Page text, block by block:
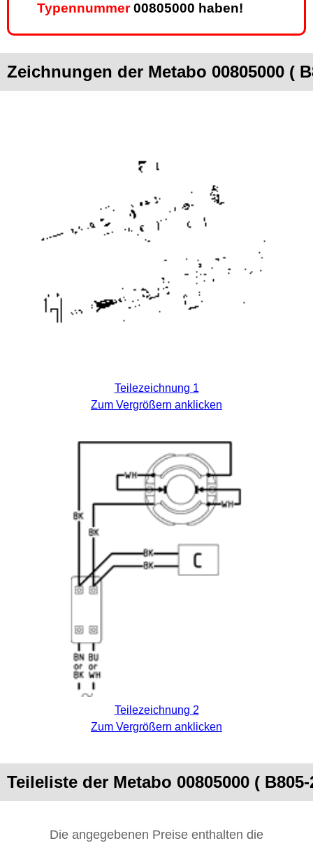
Typennummer00805000 haben!
Zeichnungen der Metabo 00805000 (
Teilezeichnung 1
Zum Vergrößern anklicken
Teilezeichnung 2
Zum Vergrößern anklicken
Teileliste der Metabo 00805000 ( B805-
Die angegebenen Preise enthalten die